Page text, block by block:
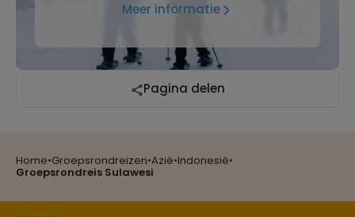
Home•Groepsrondreizen•Azië•Indonesië•
Groepsrondreis Sulawesi
Meer informatie
Pagina delen
Reizen met oog voor mens, cultuur en milieu
Groepsreizen mét indivuele vrijheid